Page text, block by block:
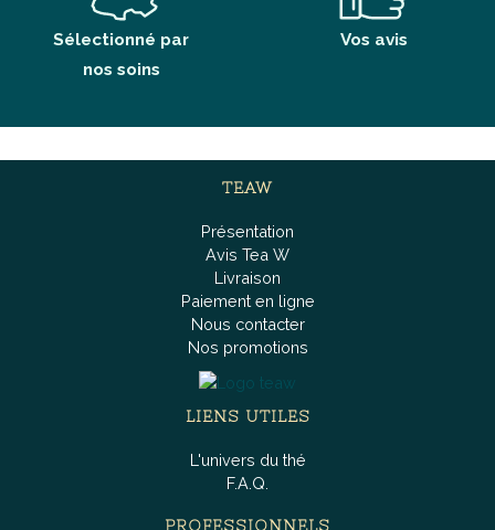
Sélectionné par
nos soins
Vos avis
TEAW
Présentation
Avis Tea W
Livraison
Paiement en ligne
Nous contacter
Nos promotions
LIENS UTILES
L'univers du thé
F.A.Q.
PROFESSIONNELS